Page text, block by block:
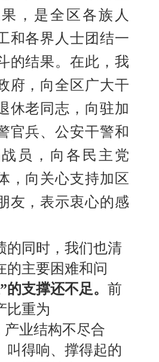
，是全区各族人
和各界人士团结一
的结果。在此，我
府，向全区广大干
休老同志，向驻加
官兵、公安干警和
员，向各民主党
，向关心支持加区
友，表示衷心的感
同时，我们也清
的主要困难和问
的支撑还不足。 前
比重为
产业结构不尽合
叫得响、 撑得起的